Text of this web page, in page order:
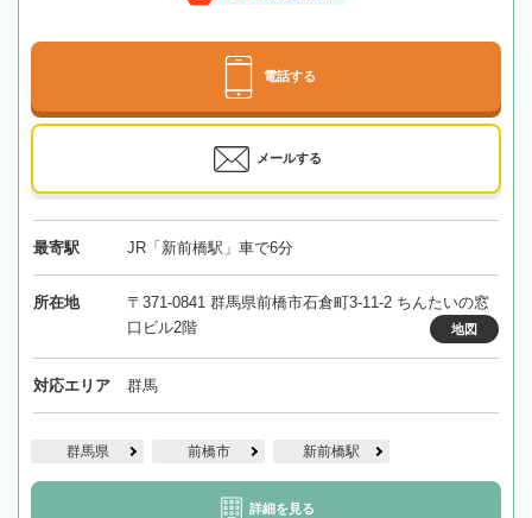
電話する
メールする
最寄駅 JR「新前橋駅」車で6分
所在地
〒371-0841 群馬県前橋市石倉町3-11-2 ちんたいの窓
口ビル2階
地図
対応エリア 群馬
群馬県 前橋市 新前橋駅
詳細を見る